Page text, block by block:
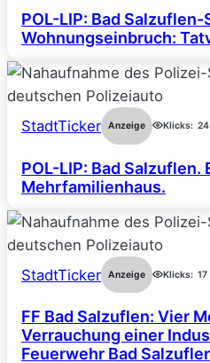
POL-LIP: Bad
Wohnungseinbruch:
StadtTicker Anzeige Klicks: 24
POL-LIP: Bad Salzuflen.
Mehrfamilienhaus.
StadtTicker Anzeige Klicks: 17
FF Bad Salzuflen: Vier
Verrauchung einer
Feuerwehr Bad